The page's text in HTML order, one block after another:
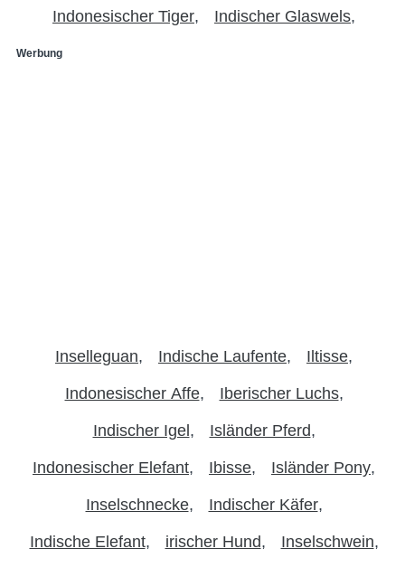
Indonesischer Tiger Indischer Glaswels
Werbung
Inselleguan Indische Laufente Iltisse
Indonesischer Affe Iberischer Luchs
Indischer Igel Isländer Pferd
Indonesischer Elefant Ibisse Isländer Pony
Inselschnecke Indischer Käfer
Indische Elefant irischer Hund Inselschwein